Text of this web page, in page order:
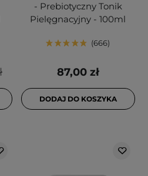
- Prebiotyczny Tonik
Pielęgnacyjny - 100ml
666
87,00 zł
DODAJ DO KOSZYKA